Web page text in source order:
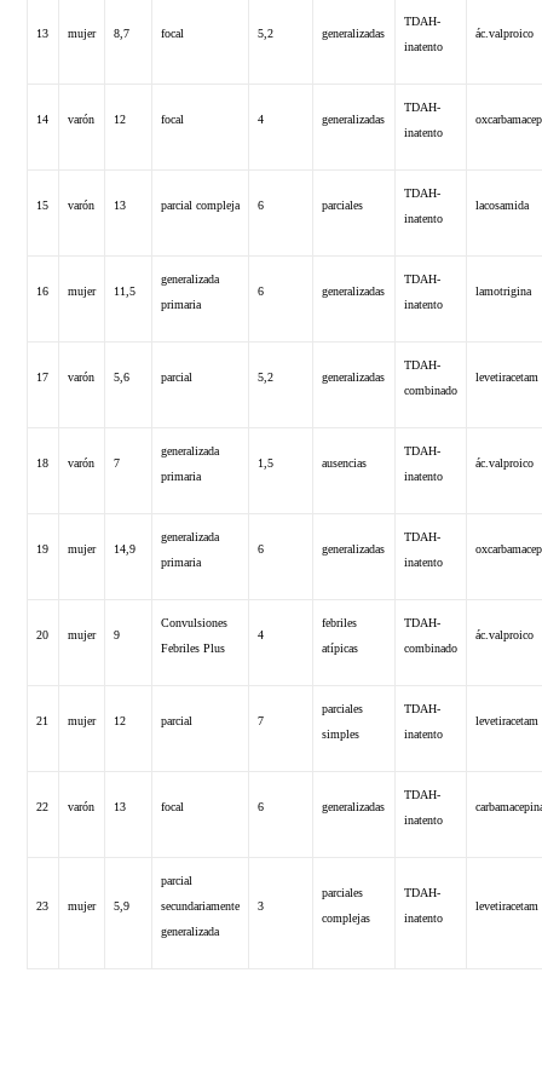
13 mujer 8,7 focal 5,2 generalizadas
TDAH-
inatento
ác.valproico
14 varón 12 focal 4 generalizadas
TDAH-
inatento
15 varón 13 parcial compleja 6 parciales
TDAH-
inatento
lacosamida
16 mujer 11,5
generalizada
primaria
6 generalizadas
TDAH-
inatento
lamotrigina
17 varón 5,6 parcial 5,2 generalizadas
TDAH-
combinado
levetiracetam
18 varón 7
generalizada
primaria
1,5 ausencias
TDAH-
inatento
ác.valproico
19 mujer 14,9
generalizada
primaria
6 generalizadas
TDAH-
inatento
20 mujer 9
Convulsiones
Febriles Plus
4
febriles
atípicas
TDAH-
combinado
ác.valproico
21 mujer 12 parcial 7
parciales
simples
TDAH-
inatento
levetiracetam
22 varón 13 focal 6 generalizadas
TDAH-
inatento
23 mujer 5,9
parcial
secundariamente
generalizada
3
parciales
complejas
TDAH-
inatento
levetiracetam